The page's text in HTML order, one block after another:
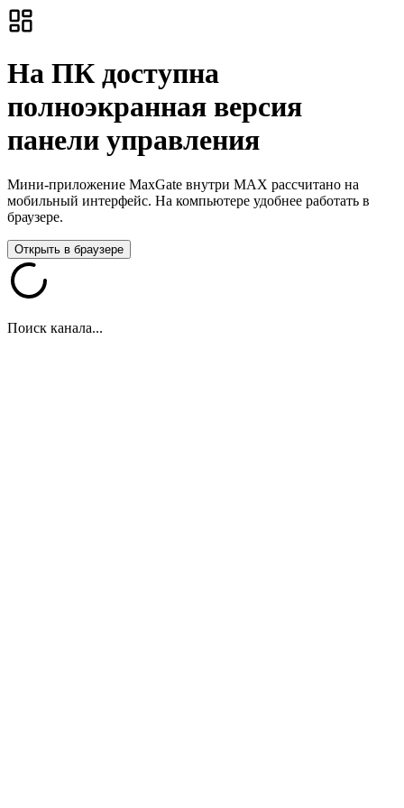
На ПК доступна
полноэкранная версия
панели управления
Мини-приложение MaxGate внутри MAX рассчитано на
мобильный интерфейс. На компьютере удобнее работать в
браузере.
Открыть в браузере
Поиск канала...